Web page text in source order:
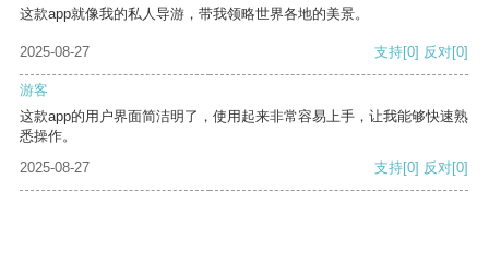
这款app就像我的私人导游，带我领略世界各地的美景。
2025-08-27 支持[0] 反对[0]
游客
这款app的用户界面简洁明了，使用起来非常容易上手，让我能够快速熟
悉操作。
2025-08-27
支持[0] 反对[0]